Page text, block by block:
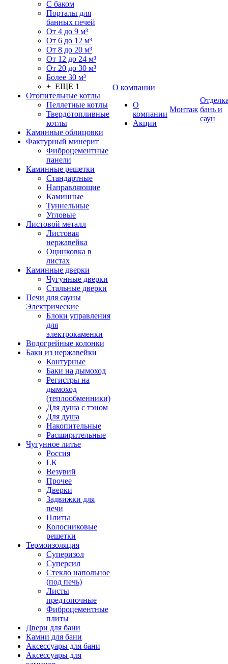
С баком
Порталы для
банных печей
От 4 до 9 м³
От 6 до 12 м³
От 8 до 20 м³
От 12 до 24 м³
От 20 до 30 м³
Более 30 м³
+ ЕЩЕ 1
Отопительные котлы
Пеллетные котлы
Твердотопливные
котлы
Каминные облицовки
Фактурный минерит
Фиброцементные
панели
Каминные решетки
Стандартные
Направляющие
Каминные
Туннельные
Угловые
Листовой металл
Листовая
нержавейка
Оцинковка в
листах
Каминные дверки
Чугунные дверки
Стальные дверки
Печи для сауны
Электрические
Блоки управления
для
электрокаменки
Водогрейные колонки
Баки из нержавейки
Контурные
Баки на дымоход
Регистры на
дымоход
(теплообменники)
Для душа с тэном
Для душа
Накопительные
Расширительные
Чугунное литье
Россия
LК
Везувий
Прочее
Дверки
Задвижки для
печи
Плиты
Колосниковые
решетки
Термоизоляция
Суперизол
Суперсил
Стекло напольное
(под печь)
Листы
предтопочные
Фиброцементные
плиты
Двери для бани
Камни для бани
Аксессуары для бани
Аксессуары для
О компании
О
компании
Акции
Монтаж бань и
саун